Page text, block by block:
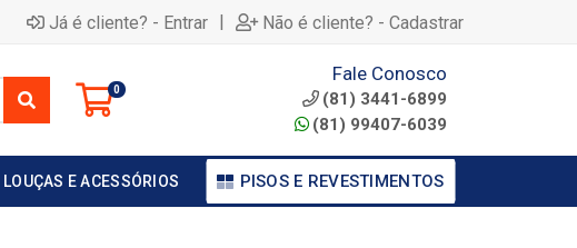
Já é cliente? - Entrar | Não é cliente? - Cadastrar
0
Fale Conosco
(81) 3441-6899
(81) 99407-6039
LOUÇAS E ACESSÓRIOS PISOS E REVESTIMENTOS